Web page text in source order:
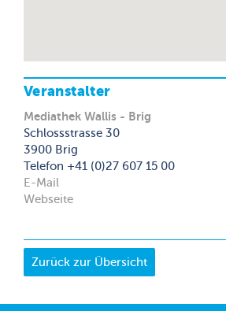
Veranstalter
Mediathek Wallis - Brig
Schlossstrasse 30
3900 Brig
Telefon +41 (0)27 607 15 00
E-Mail
Webseite